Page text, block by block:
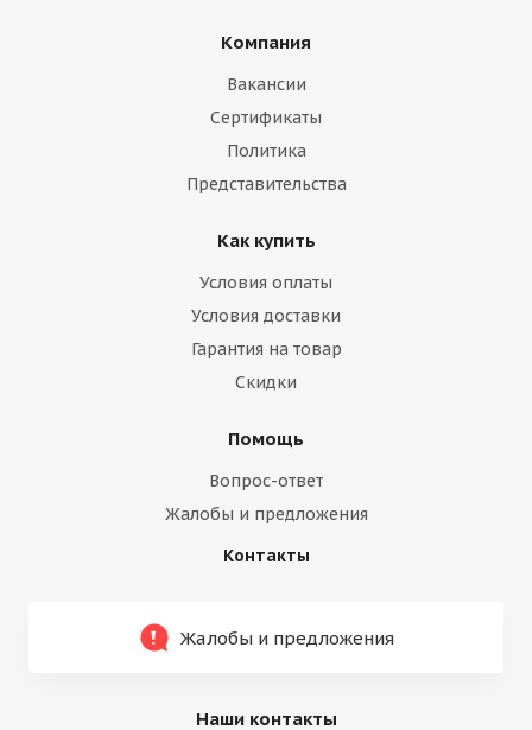
Компания
Вакансии
Сертификаты
Политика
Представительства
Как купить
Условия оплаты
Условия доставки
Гарантия на товар
Скидки
Помощь
Вопрос-ответ
Жалобы и предложения
Контакты
Жалобы и предложения
Наши контакты